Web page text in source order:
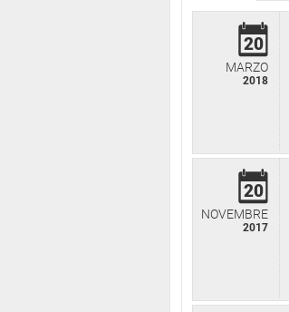
20
MARZO
2018
20
NOVEMBRE
2017